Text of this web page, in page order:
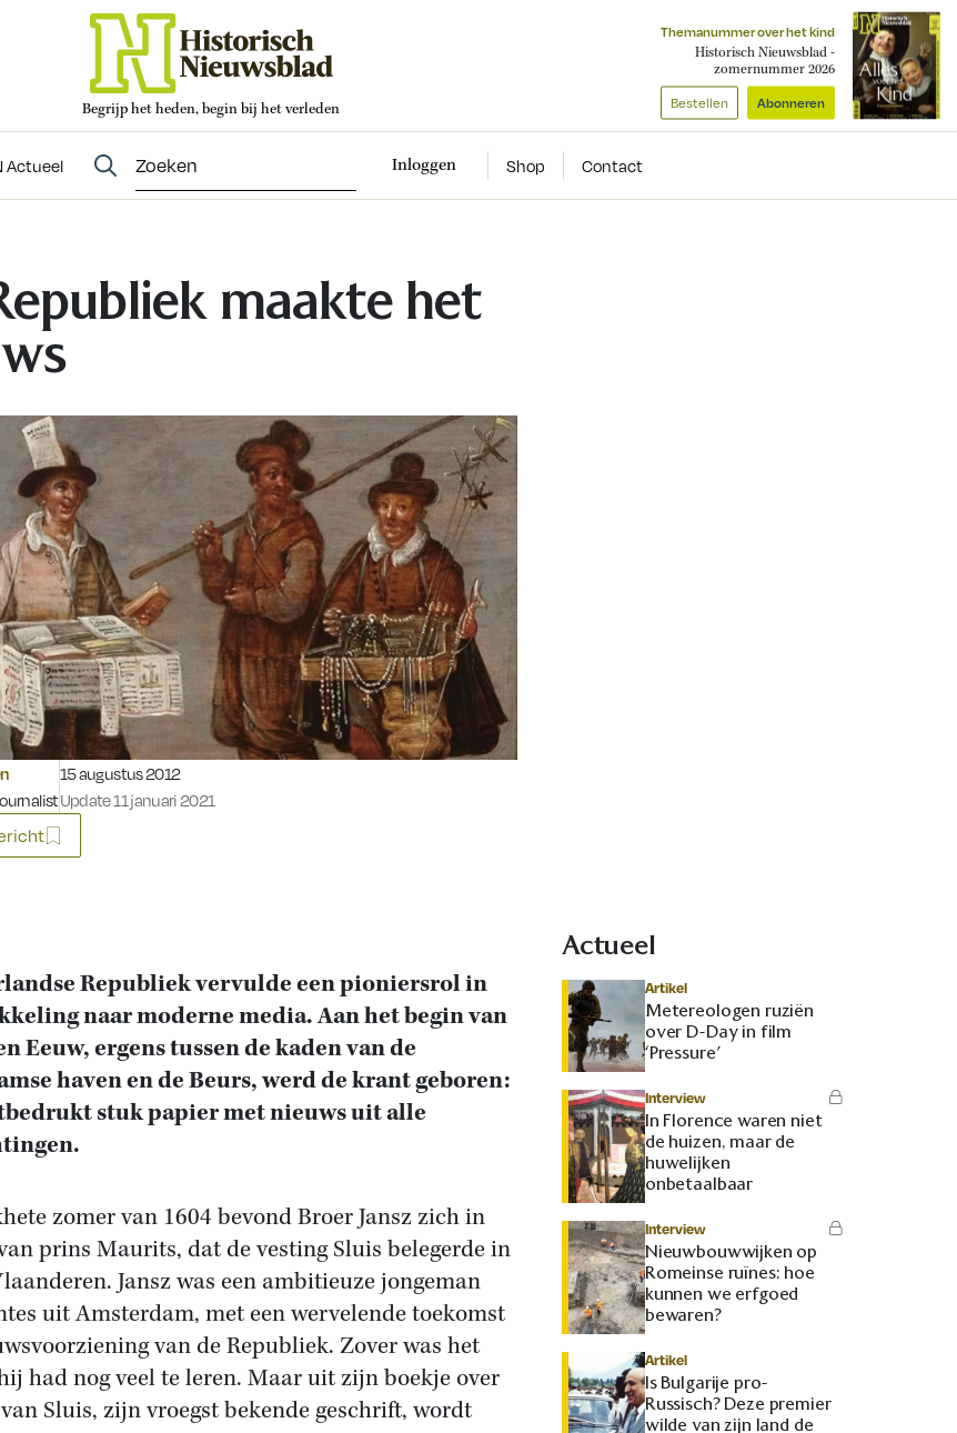
Begrijp het heden, begin bij het verleden
Themanummer over het kind
Historisch Nieuwsblad -
zomernummer 2026
Bestellen Abonneren
Actueel Inloggen Shop Contact
Evenementen
maakte het
Gepubliceerd op:
15 augustus 2012
Update 11 januari 2021
Republiek vervulde een pioniersrol in
naar moderne media. Aan het begin van
Eeuw, ergens tussen de kaden van de
haven en de Beurs, werd de krant geboren:
stuk papier met nieuws uit alle
zomer van 1604 bevond Broer Jansz zich in
prins Maurits, dat de vesting Sluis belegerde in
Jansz was een ambitieuze jongeman
uit Amsterdam, met een wervelende toekomst
van de Republiek. Zover was het
had nog veel te leren. Maar uit zijn boekje over
Sluis, zijn vroegst bekende geschrift, wordt
Actueel
Artikel
Metereologen ruziën
over D-Day in film
‘Pressure’
Interview
In Florence waren niet
de huizen, maar de
huwelijken
onbetaalbaar
Interview
Nieuwbouwwijken op
Romeinse ruïnes: hoe
kunnen we erfgoed
bewaren?
Artikel
Is Bulgarije pro-
Russisch? Deze premier
wilde van zijn land de